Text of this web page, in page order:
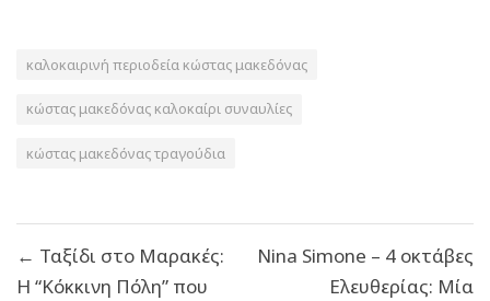
καλοκαιρινή περιοδεία κώστας μακεδόνας
κώστας μακεδόνας καλοκαίρι συναυλίες
κώστας μακεδόνας τραγούδια
άρθρων
← Ταξίδι στο Μαρακές:
Η “Κόκκινη Πόλη” που
Nina Simone – 4 οκτάβες
Ελευθερίας: Μία